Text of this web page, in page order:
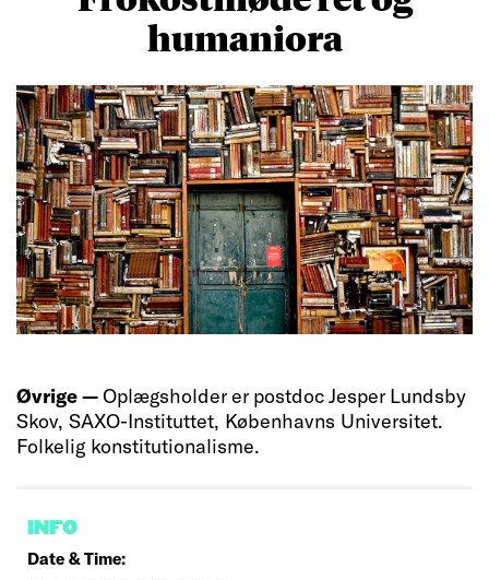
humaniora
Øvrige —Oplægsholder er postdoc Jesper Lundsby
Skov, SAXO-Instituttet, Københavns Universitet.
Folkelig konstitutionalisme.
INFO
Date & Time: